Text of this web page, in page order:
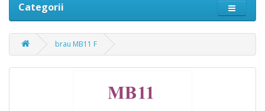
Categorii
brau MB11 F